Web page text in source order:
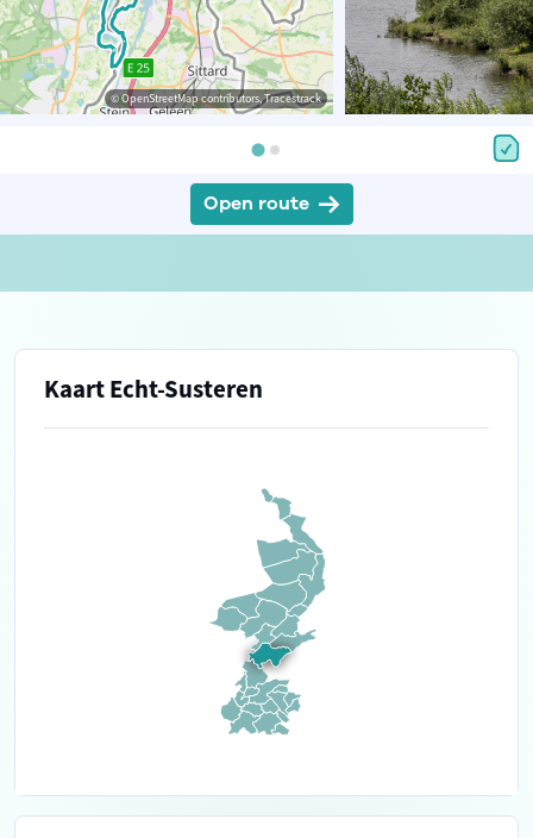
© OpenStreetMap contributors, Tracestrack
Open route
Kaart Echt-Susteren